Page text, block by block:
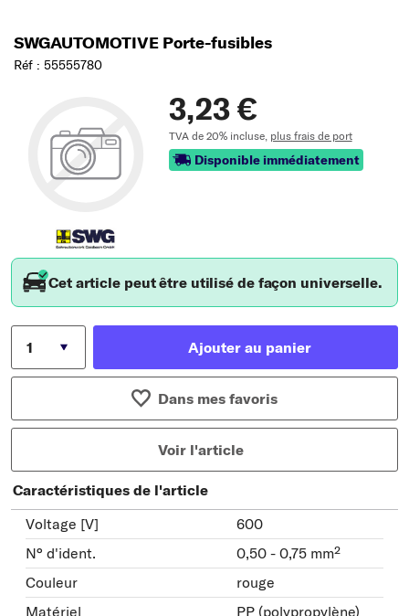
SWGAUTOMOTIVE Porte-fusibles
Réf : 55555780
3,23 €
TVA de 20% incluse, plus frais de port
Disponible immédiatement
Cet article peut être utilisé de façon universelle.
Ajouter au panier
Dans mes favoris
Voir l'article
Caractéristiques de l'article
Voltage [V]
600
N° d'ident.
0,50 - 0,75 mm²
Couleur
rouge
Matériel
PP (polypropylène)